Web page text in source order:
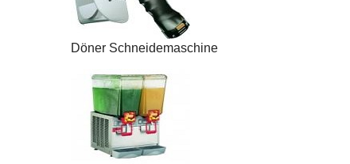
Döner Schneidemaschine